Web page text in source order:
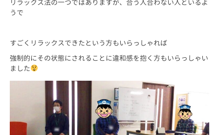
リラックス法の一つではありますが、合う人合わない人といるよ
うで
すごくリラックスできたという方もいらっしゃれば
強制的にその状態にされることに違和感を抱く方もいらっしゃい
ました